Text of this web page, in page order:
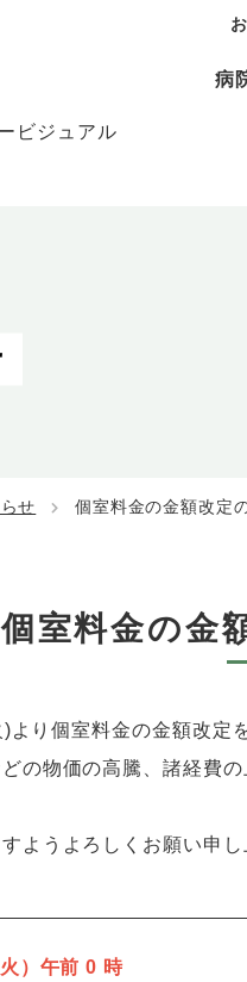
病
せ 個室料金の金額改定
個室料金の金
り個室料金の金額改定
の物価の高騰、諸経費
ようよろしくお願い申し
）午前 0 時